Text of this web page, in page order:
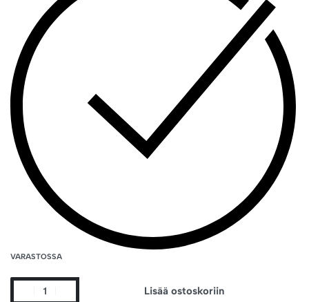
VARASTOSSA
Lisää ostoskoriin